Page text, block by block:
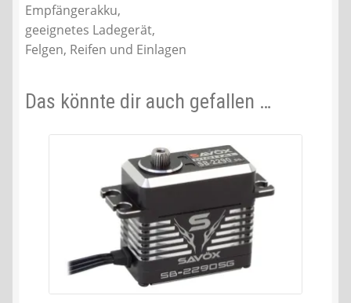
Empfängerakku,
geeignetes Ladegerät,
Felgen, Reifen und Einlagen
Das könnte dir auch gefallen …